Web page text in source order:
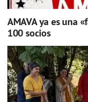
AMAVA ya es una
100 socios